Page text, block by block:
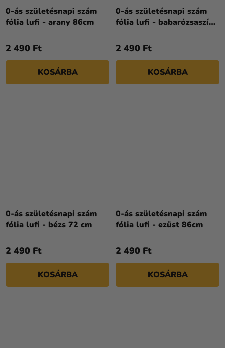
0-ás születésnapi szám
fólia lufi - arany 86cm
2 490 Ft
KOSÁRBA
0-ás születésnapi szám
fólia lufi - babarózsaszín
2 490 Ft
KOSÁRBA
0-ás születésnapi szám
fólia lufi - bézs 72 cm
2 490 Ft
KOSÁRBA
0-ás születésnapi szám
fólia lufi - ezüst 86cm
2 490 Ft
KOSÁRBA